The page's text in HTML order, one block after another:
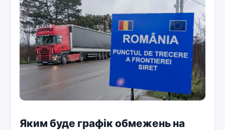
Яким буде графік обмежень на